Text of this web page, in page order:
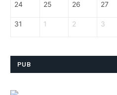
24 25 26 27
31 1 2 3
PUB